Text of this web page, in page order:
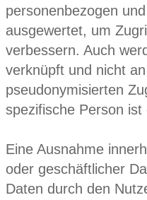
personenbezogen
ausgewertet, um
verbessern. Auch
verknüpft und nicht
pseudonymisierten
spezifische Person
Eine Ausnahme
oder geschäftlicher
Daten durch den